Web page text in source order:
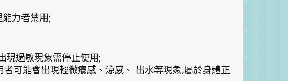
力者禁用;
現過敏現象需停止使用 ;
可能會出現輕微癢感、涼感、 出水等現象,屬於身體正